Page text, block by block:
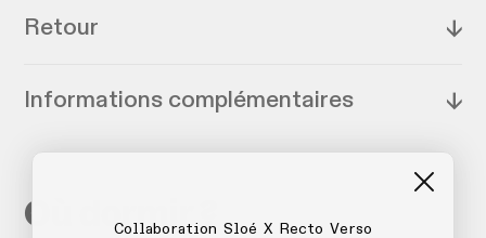
Retour ↓
Informations complémentaires ↓
Où dormir ?Collaboration Sloé X Recto Verso